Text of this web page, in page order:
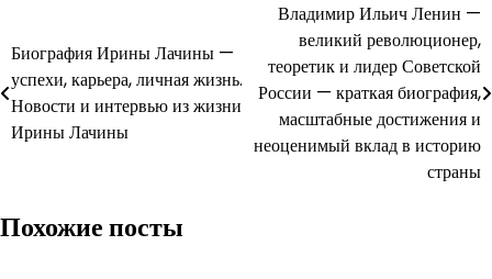
по
записям
Биография Ирины Лачины —
успехи, карьера, личная жизнь.
Новости и интервью из жизни
Ирины Лачины
Владимир Ильич Ленин —
великий революционер,
теоретик и лидер Советской
России — краткая биография,
масштабные достижения и
неоценимый вклад в историю
страны
Похожие посты